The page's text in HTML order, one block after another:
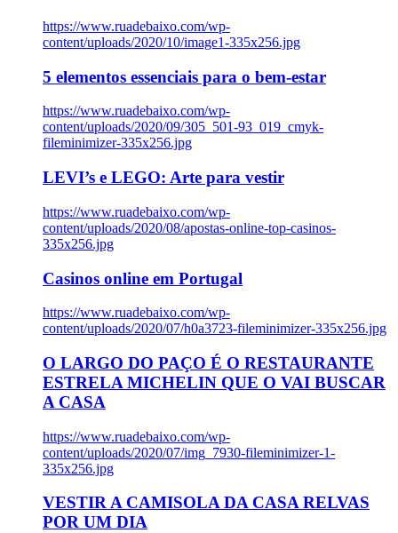
https://www.ruadebaixo.com/wp-
content/uploads/2020/10/image1-335x256.jpg
5 elementos essenciais para o bem-estar
https://www.ruadebaixo.com/wp-
content/uploads/2020/09/305_501-93_019_cmyk-
fileminimizer-335x256.jpg
LEVI’s e LEGO: Arte para vestir
https://www.ruadebaixo.com/wp-
content/uploads/2020/08/apostas-online-top-casinos-
335x256.jpg
Casinos online em Portugal
https://www.ruadebaixo.com/wp-
content/uploads/2020/07/h0a3723-fileminimizer-335x256.jpg
O LARGO DO PAÇO É O RESTAURANTE
ESTRELA MICHELIN QUE O VAI BUSCAR
A CASA
https://www.ruadebaixo.com/wp-
content/uploads/2020/07/img_7930-fileminimizer-1-
335x256.jpg
VESTIR A CAMISOLA DA CASA RELVAS
POR UM DIA